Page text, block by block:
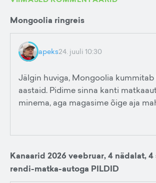
Mongoolia ringreis
apeks24. juuli 10:30
Jälgin huviga, Mongoolia kummitab
aastaid. Pidime sinna kanti
minema, aga magasime õige aja
Kanaarid 2026 veebruar, 4 nädalat, 4
rendi-matka-autoga PILDID